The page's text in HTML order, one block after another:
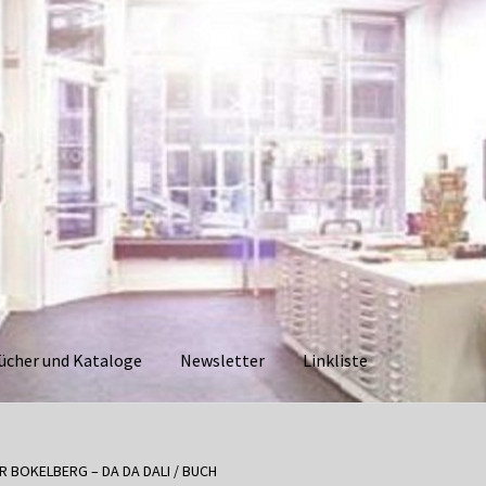
und Kataloge Newsletter Linkliste
BOKELBERG – DA DA DALI / BUCH